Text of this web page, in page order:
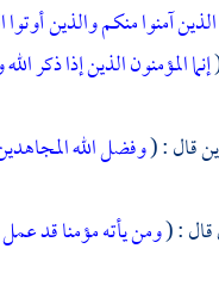
الذين آمنوا منكم والذين
إنما المؤمنون الذين إذا ذكر
قال : (وفضل الله
قال : (ومن يأته مؤمنا قد